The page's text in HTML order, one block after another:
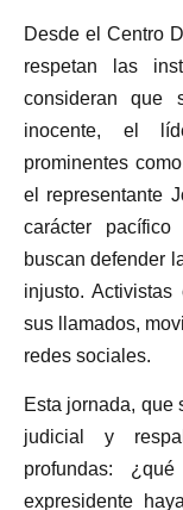
Desde el Centro
respetan las
consideran que
inocente, el
prominentes
el representante
carácter
buscan defender
injusto.
sus llamados,
redes sociales.
Esta jornada, que
judicial y
profundas:
expresidente